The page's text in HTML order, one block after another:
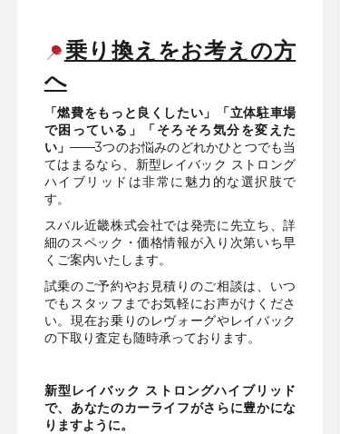
乗り換えをお考えの方
へ
「燃費をもっと良くしたい」「立体駐車場
で困っている」「そろそろ気分を変えた
い」——3つのお悩みのどれかひとつでも当
てはまるなら、新型レイバック ストロング
ハイブリッドは非常に魅力的な選択肢で
す。
スバル近畿株式会社では発売に先立ち、詳
細のスペック・価格情報が入り次第いち早
くご案内いたします。
試乗のご予約やお見積りのご相談は、いつ
でもスタッフまでお気軽にお声がけくださ
い。現在お乗りのレヴォーグやレイバック
の下取り査定も随時承っております。
新型レイバック ストロングハイブリッド
で、あなたのカーライフがさらに豊かにな
りますように。